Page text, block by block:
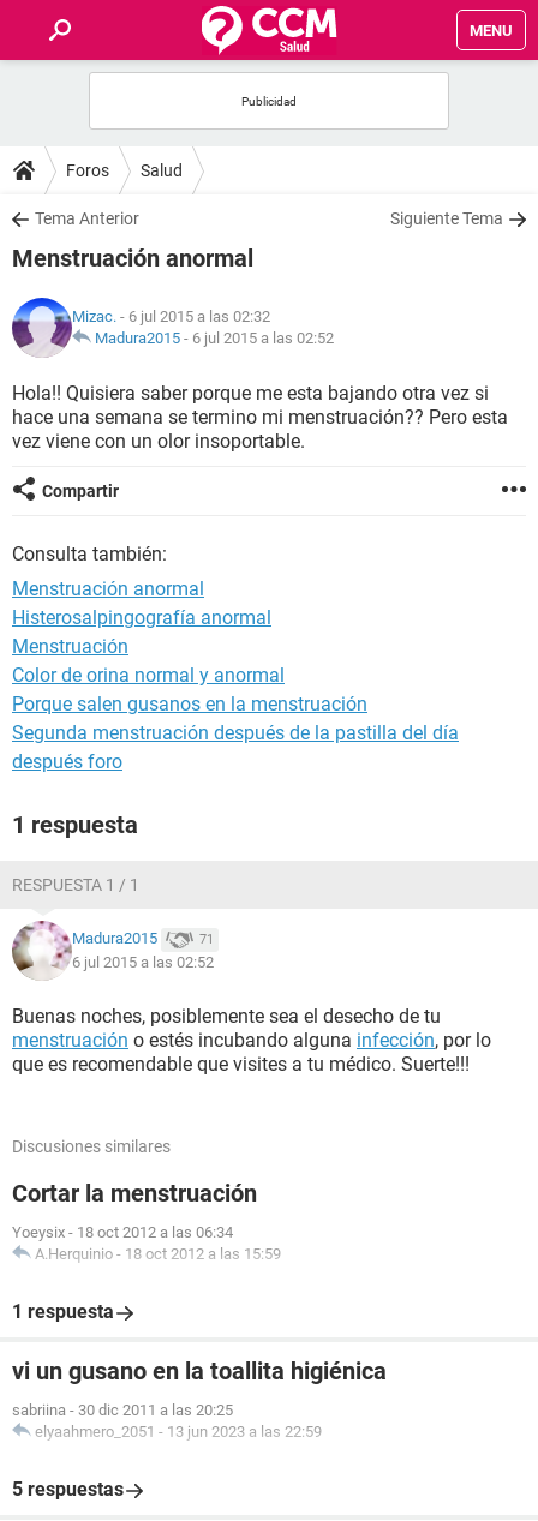
MENU
FOROS
SALUD
NUTRICIÓN
BIENESTAR
Foros Salud
Tema Anterior Siguiente Tema
Menstruación anormal
Mizac. - 6 jul 2015 a las 02:32
Madura2015 - 6 jul 2015 a las 02:52
Hola!! Quisiera saber porque me esta bajando otra vez si
hace una semana se termino mi menstruación?? Pero esta
vez viene con un olor insoportable.
Compartir
Consulta también:
Menstruación anormal
Histerosalpingografía anormal
Menstruación
Color de orina normal y anormal
Porque salen gusanos en la menstruación
Segunda menstruación después de la pastilla del día
después foro
1 respuesta
RESPUESTA 1 / 1
Madura2015 71
6 jul 2015 a las 02:52
Buenas noches, posiblemente sea el desecho de tu
menstruación o estés incubando alguna infección, por lo
que es recomendable que visites a tu médico. Suerte!!!
Discusiones similares
Cortar la menstruación
Yoeysix - 18 oct 2012 a las 06:34
A.Herquinio - 18 oct 2012 a las 15:59
1 respuesta
vi un gusano en la toallita higiénica
sabriina - 30 dic 2011 a las 20:25
elyaahmero_2051 - 13 jun 2023 a las 22:59
5 respuestas